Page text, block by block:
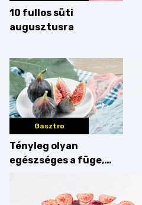
10 fullos süti
augusztusra
Gasztro
Tényleg olyan
egészséges a füge,